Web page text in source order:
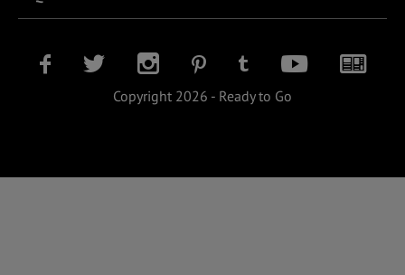
Copyright 2026 - Ready to Go